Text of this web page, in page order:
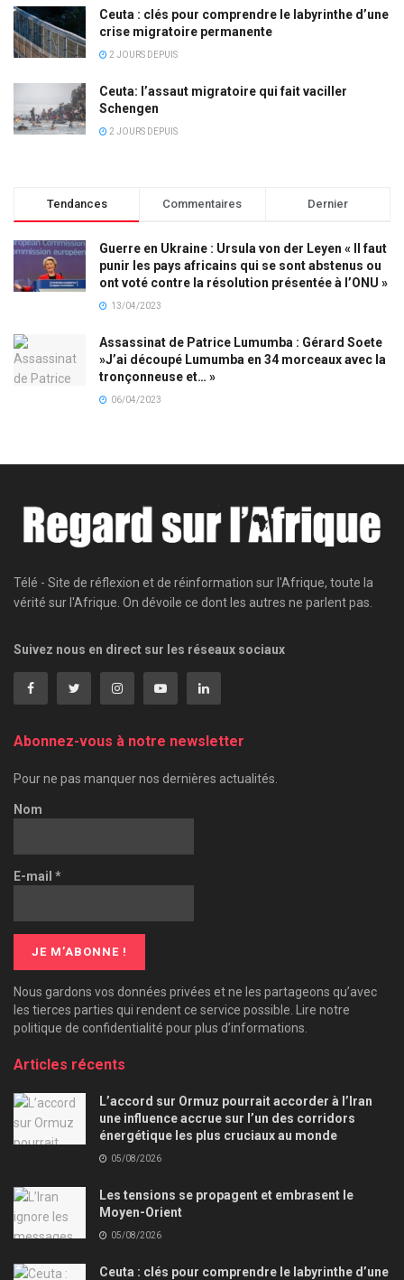
Ceuta : clés pour comprendre le labyrinthe d’une
crise migratoire permanente
2 JOURS DEPUIS
Ceuta: l’assaut migratoire qui fait vaciller
Schengen
2 JOURS DEPUIS
Tendances Commentaires Dernier
Guerre en Ukraine : Ursula von der Leyen « Il faut
punir les pays africains qui se sont abstenus ou
ont voté contre la résolution présentée à l’ONU »
13/04/2023
Assassinat de Patrice Lumumba : Gérard Soete
»J’ai découpé Lumumba en 34 morceaux avec la
tronçonneuse et… »
06/04/2023
Télé - Site de réflexion et de réinformation sur l'Afrique, toute la
vérité sur l'Afrique. On dévoile ce dont les autres ne parlent pas.
Suivez nous en direct sur les réseaux sociaux
Abonnez-vous à notre newsletter
Pour ne pas manquer nos dernières actualités.
Nom
E-mail *
Nous gardons vos données privées et ne les partageons qu’avec
les tierces parties qui rendent ce service possible. Lire notre
politique de confidentialité pour plus d’informations.
Articles récents
L’accord sur Ormuz pourrait accorder à l’Iran
une influence accrue sur l’un des corridors
énergétique les plus cruciaux au monde
05/08/2026
Les tensions se propagent et embrasent le
Moyen-Orient
05/08/2026
Ceuta : clés pour comprendre le labyrinthe d’une